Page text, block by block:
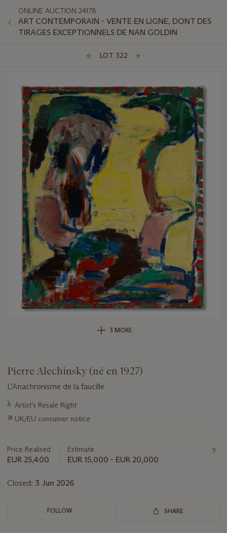
ONLINE AUCTION 24178
ART CONTEMPORAIN - VENTE EN LIGNE, DONT DES
TIRAGES EXCEPTIONNELS DE NAN GOLDIN
LOT 322
3 MORE
Pierre Alechinsky (né en 1927)
L’Anachronisme de la faucille
Important
about
λ Artist's Resale Right
∍ UK/EU consumer notice
Price Realised
EUR 25,400
Estimate
EUR 15,000 - EUR 20,000
Closed: 3 Jun 2026
FOLLOW SHARE